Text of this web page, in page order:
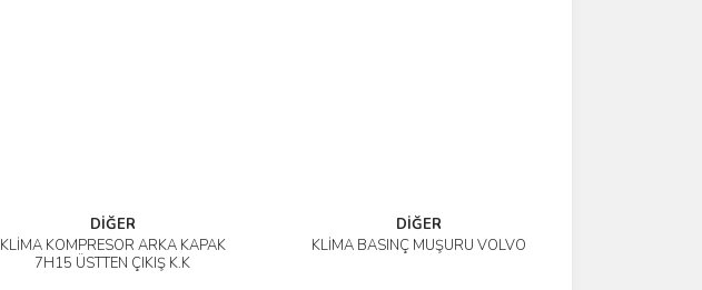
DİĞER
KLİMA KOMPRESÖR ARKA KAPAK
7H15 ÜSTTEN ÇIKIŞ K.K
İncele
DİĞER
KLİMA BASINÇ MÜŞÜRÜ VOLVO